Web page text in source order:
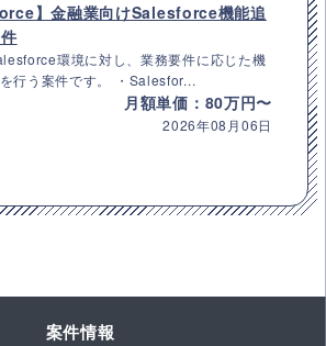
】金融業向けSalesforce機能追
環境に対し、業務要件に応じた機
行う案件です。 ・Salesfor...
月額単価：80万円〜
2026年08月06日
案件情報